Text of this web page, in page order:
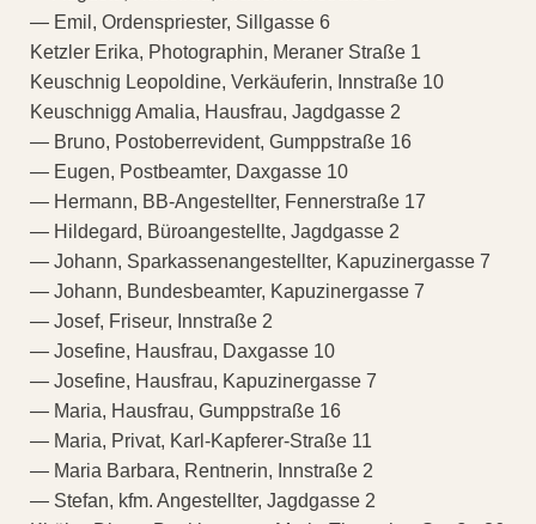
— Emil, Ordenspriester, Sillgasse 6
Ketzler Erika, Photographin, Meraner Straße 1
Keuschnig Leopoldine, Verkäuferin, Innstraße 10
Keuschnigg Amalia, Hausfrau, Jagdgasse 2
— Bruno, Postoberrevident, Gumppstraße 16
— Eugen, Postbeamter, Daxgasse 10
— Hermann, BB-Angestellter, Fennerstraße 17
— Hildegard, Büroangestellte, Jagdgasse 2
— Johann, Sparkassenangestellter, Kapuzinergasse 7
— Johann, Bundesbeamter, Kapuzinergasse 7
— Josef, Friseur, Innstraße 2
— Josefine, Hausfrau, Daxgasse 10
— Josefine, Hausfrau, Kapuzinergasse 7
— Maria, Hausfrau, Gumppstraße 16
— Maria, Privat, Karl-Kapferer-Straße 11
— Maria Barbara, Rentnerin, Innstraße 2
— Stefan, kfm. Angestellter, Jagdgasse 2